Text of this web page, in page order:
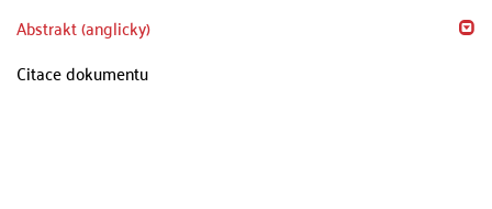
Abstrakt (anglicky)
Citace dokumentu